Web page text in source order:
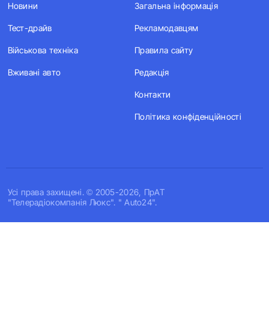
Усi права захищенi. © 2005-2026, ПрАТ
"Телерадіокомпанія Люкс". " Auto24".
Новини
Тест-драйв
Військова техніка
Вживані авто
Загальна інформація
Рекламодавцям
Правила сайту
Редакція
Контакти
Політика конфіденційності